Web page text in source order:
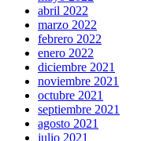
abril 2022
marzo 2022
febrero 2022
enero 2022
diciembre 2021
noviembre 2021
octubre 2021
septiembre 2021
agosto 2021
julio 2021